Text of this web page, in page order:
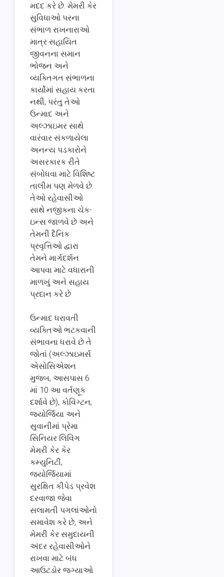
મદદ કરે છે. મેમરી કેર
સુવિધાઓ પરના
સંભાળ રાખનારાઓ
માત્ર સહાયિત
જીવનના સમાન
ભોજન અને
વ્યક્તિગત સંભાળના
કાર્યોમાં સહાય કરતા
નથી, પરંતુ તેઓ
ઉન્માદ અને
અલ્ઝાઇમર સાથે
વારંવાર સંકળાયેલા
અનન્ય પડકારોને
અસરકારક રીતે
સંબોધવા માટે વિશિષ્ટ
તાલીમ પણ મેળવે છે.
તેઓ રહેવાસીઓ
સાથે નજીકના ચેક-
ઇન્સ જાળવે છે અને
તેમની દૈનિક
પ્રવૃત્તિઓ દ્વારા
તેમને માર્ગદર્શન
આપવા માટે વધારાની
માળખું અને સહાય
પ્રદાન કરે છે
ઉન્માદ ધરાવતી
વ્યક્તિઓ ભટકવાની
સંભાવના ધરાવે છે તે
જોતાં (અલ્ઝાઇમર્સ
એસોસિએશન
મુજબ, આસપાસ 6
માં 10 આ વર્તણૂક
દર્શાવે છે), કોવિંગ્ટન,
જ્યોર્જિયા અને
સુવાનીમાં પ્રેમા
સિનિયર લિવિંગ
મેમરી કેર કેર
કમ્યુનિટી,
જ્યોર્જિયામાં
સુરક્ષિત કીપેડ પ્રવેશ
દરવાજા જેવા
સલામતી પગલાંઓનો
સમાવેશ કરે છે, અને
મેમરી કેર સમુદાયની
અંદર રહેવાસીઓને
રાખવા માટે બંધ
આઉટડોર જગ્યાઓ.